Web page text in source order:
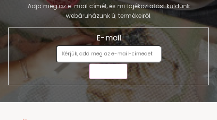
Adja meg az e-mail címét, és mi tájékoztatást küldünk
webáruházunk új termékeiről.
E-mail